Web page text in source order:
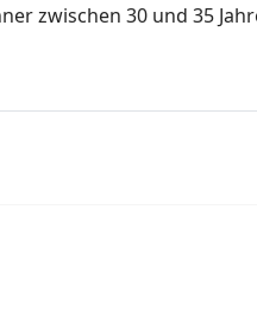
zwischen 30 und 35